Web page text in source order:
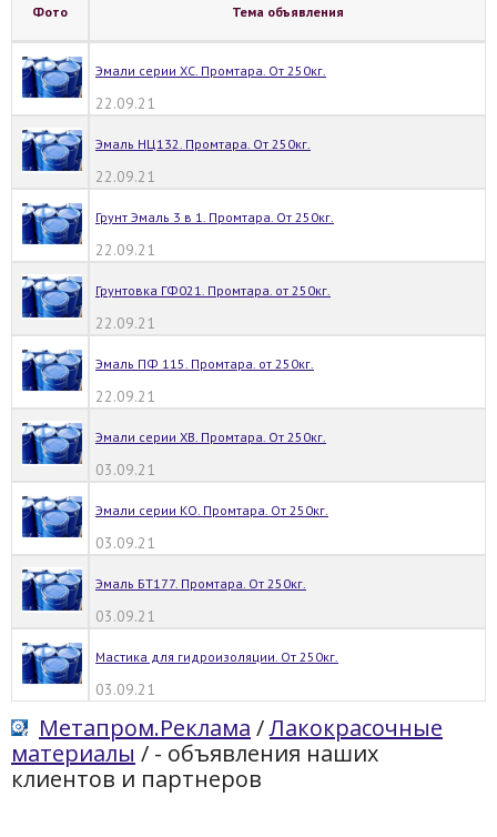
Фото Тема объявления
Эмали серии ХС. Промтара. От 250кг.
22.09.21
Эмаль НЦ132. Промтара. От 250кг.
22.09.21
Грунт Эмаль 3 в 1. Промтара. От 250кг.
22.09.21
Грунтовка ГФ021. Промтара. от 250кг.
22.09.21
Эмаль ПФ 115. Промтара. от 250кг.
22.09.21
Эмали серии ХВ. Промтара. От 250кг.
03.09.21
Эмали серии КО. Промтара. От 250кг.
03.09.21
Эмаль БТ177. Промтара. От 250кг.
03.09.21
Мастика для гидроизоляции. От 250кг.
03.09.21
Метапром.Реклама /Лакокрасочные
материалы / - объявления наших
клиентов и партнеров